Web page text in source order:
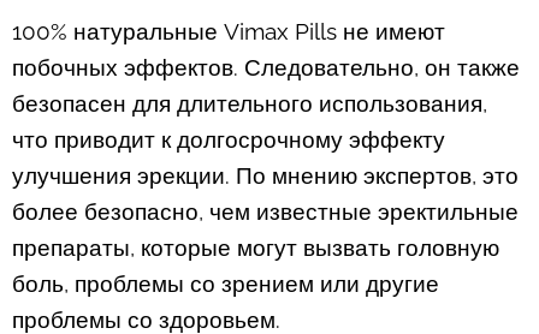
100% натуральные Vimax Pills не имеют
побочных эффектов. Следовательно, он также
безопасен для длительного использования,
что приводит к долгосрочному эффекту
улучшения эрекции. По мнению экспертов, это
более безопасно, чем известные эректильные
препараты, которые могут вызвать головную
боль, проблемы со зрением или другие
проблемы со здоровьем.